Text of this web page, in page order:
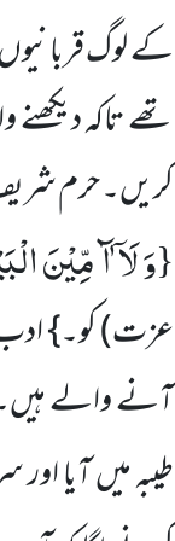
کے لوگ
تھے تاکہ
کریں۔ حرم شریف
{وَ لَاۤ ﰰ مِّیْنَ
عزت)کو۔}
آنے والے ہیں۔
طیبہ میں آیا اور